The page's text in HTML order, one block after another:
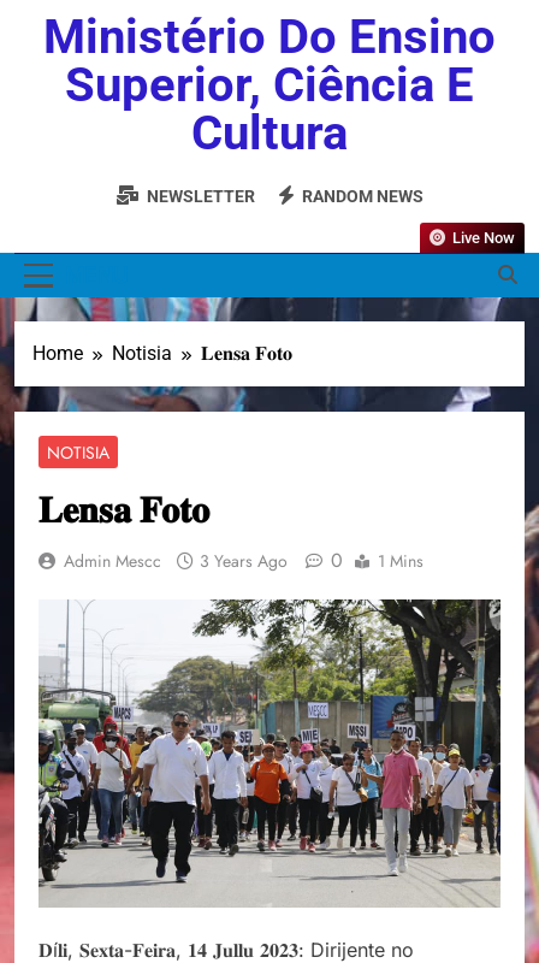
Ministério Do Ensino
Superior, Ciência E
Cultura
NEWSLETTER RANDOM NEWS
Live Now
Home Notisia 𝐋𝐞𝐧𝐬𝐚 𝐅𝐨𝐭𝐨
NOTISIA
𝐋𝐞𝐧𝐬𝐚 𝐅𝐨𝐭𝐨
Admin Mescc 3 Years Ago 0 1 Mins
𝐃í𝐥𝐢, 𝐒𝐞𝐱𝐭𝐚-𝐅𝐞𝐢𝐫𝐚, 𝟏𝟒 𝐉𝐮𝐥𝐥𝐮 𝟐𝟎𝟐𝟑: Dirijente no